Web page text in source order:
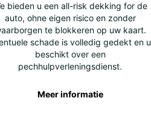
bieden u een all-risk dekking for de
auto, ohne eigen risico en zonder
te blokkeren op uw kaart.
schade is volledig gedekt en u
beschikt over een
pechhulpverleningsdienst.
Meer informatie